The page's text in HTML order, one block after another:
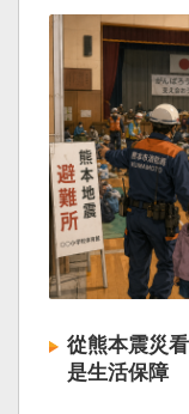
從熊本震災
是生活保障